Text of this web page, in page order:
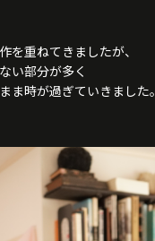
を重ねてきましたが、
い部分が多く
ま時が過ぎていきました。